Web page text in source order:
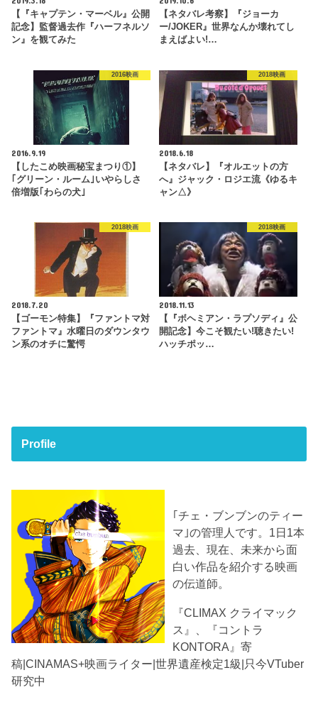
【『キャプテン・マーベル』公開
記念】監督過去作『ハーフネルソ
ン』を観てみた
【ネタバレ考察】『ジョーカ
ー/JOKER』世界なんか壊れてし
まえばよい!…
2016映画
2016.9.19
【したこめ映画秘宝まつり①】
｢グリーン・ルーム｣いやらしさ
倍増版｢わらの犬｣
2018映画
2018.6.18
【ネタバレ】『オルエットの方
へ』ジャック・ロジエ流《ゆるキ
ャン△》
2018映画
2018.7.20
【ゴーモン特集】『ファントマ対
ファントマ』水曜日のダウンタウ
ン系のオチに驚愕
2018映画
2018.11.13
【『ボヘミアン・ラプソディ』公
開記念】今こそ観たい!聴きたい!
ハッチポッ…
Profile
｢チェ・ブンブンのティー
マ｣の管理人です。1日1本
過去、現在、未来から面
白い作品を紹介する映画
の伝道師。
『CLIMAX クライマック
ス』、『コントラ
KONTORA』寄
稿|CINAMAS+映画ライター|世界遺産検定1級|只今VTuber
研究中